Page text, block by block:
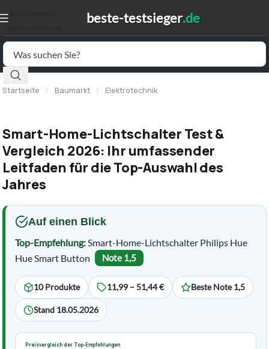
Startseite | Baumarkt | Elektrotechnik
Smart-Home-Lichtschalter Test &
Vergleich 2026: Ihr umfassender
Leitfaden für die Top-Auswahl des
Jahres
Auf einen Blick
Top-Empfehlung:Smart-Home-Lichtschalter Philips Hue
Hue Smart Button
Note 1,5
10 Produkte 11,99 – 51,44 € Beste Note 1,5
Stand 18.05.2026
Preisvergleich der Top-Empfehlungen